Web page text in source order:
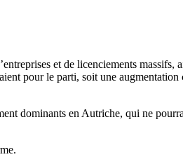
et de licenciements
pour le parti, soit une
dominants en Autriche, qui ne